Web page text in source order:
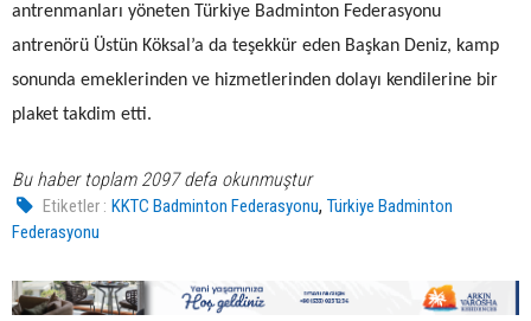
antrenmanları yöneten Türkiye Badminton Federasyonu
antrenörü Üstün Köksal’a da teşekkür eden Başkan Deniz, kamp
sonunda emeklerinden ve hizmetlerinden dolayı kendilerine bir
plaket takdim etti.
Bu haber toplam 2097 defa okunmuştur
Etiketler : KKTC Badminton Federasyonu,Türkiye Badminton
Federasyonu